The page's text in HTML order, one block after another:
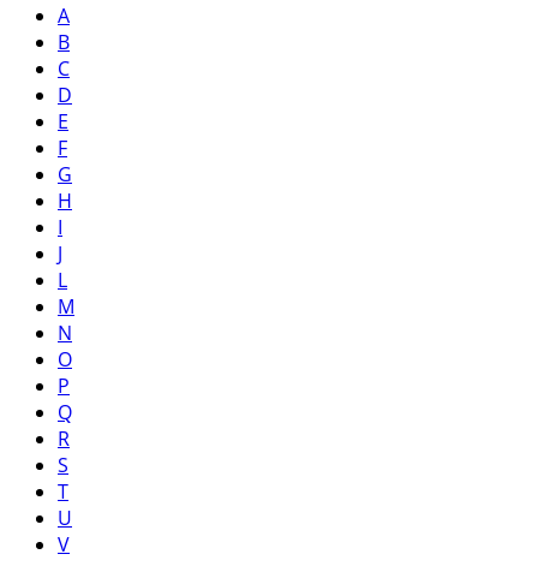
A
B
C
D
E
F
G
H
I
J
L
M
N
O
P
Q
R
S
T
U
V